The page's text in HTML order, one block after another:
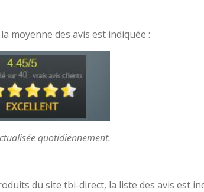
moyenne des avis est indiquée :
quotidiennement.
du site tbi-direct, la liste des avis est